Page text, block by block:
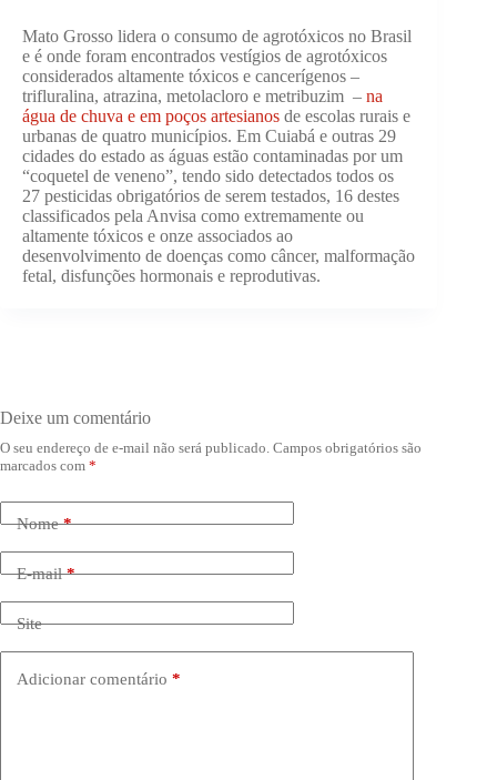
Mato Grosso lidera o consumo de agrotóxicos no Brasil
e é onde foram encontrados vestígios de agrotóxicos
considerados altamente tóxicos e cancerígenos –
trifluralina, atrazina, metolacloro e metribuzim – na
água de chuva e em poços artesianos de escolas rurais e
urbanas de quatro municípios. Em Cuiabá e outras 29
cidades do estado as águas estão contaminadas por um
“coquetel de veneno”, tendo sido detectados todos os
27 pesticidas obrigatórios de serem testados, 16 destes
classificados pela Anvisa como extremamente ou
altamente tóxicos e onze associados ao
desenvolvimento de doenças como câncer, malformação
fetal, disfunções hormonais e reprodutivas.
Deixe um comentário
O seu endereço de e-mail não será publicado. Campos obrigatórios são
marcados com *
Nome*
E-mail*
Site
Adicionar comentário *